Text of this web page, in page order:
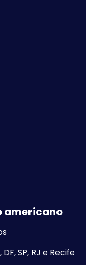
americano
SP, RJ e Recife